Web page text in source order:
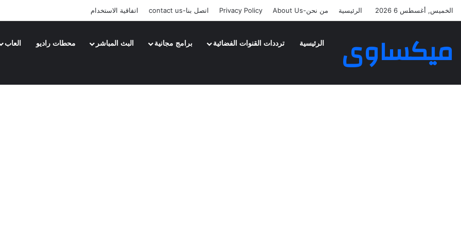
الخميس, أغسطس 6 2026 الرئيسية من نحن-About Us Privacy Policy اتصل بنا-contact us اتفاقية الاستخدام
ميكساوى الرئيسية ترددات القنوات الفضائية برامج مجانية البث المباشر محطات راديو العاب